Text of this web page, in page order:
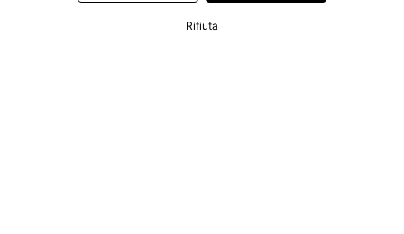
Information Technologies UK Limited. Ulteriori informazioni sul
Rifiuta